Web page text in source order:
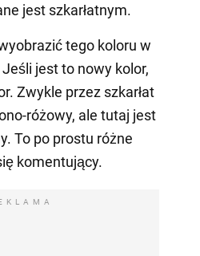
jest szkarłatnym.
tego koloru w
jest to nowy kolor,
Zwykle przez szkarłat
różowy, ale tutaj jest
To po prostu różne
komentujący.